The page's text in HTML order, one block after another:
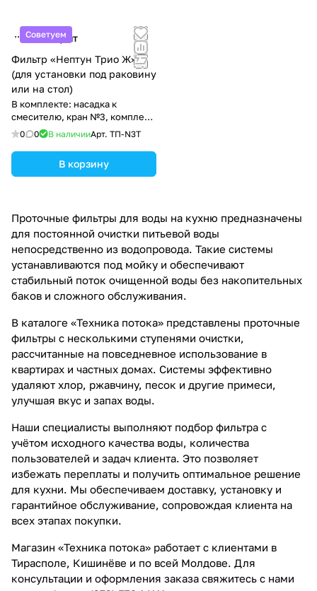
Советуем
1 290 ₽/шт
Фильтр «Нептун Трио Ж»
(для установки под раковину
или на стол)
В комплекте: насадка к
смесителю, кран №3, комплект
картриджей
0 0 В наличииАрт. ТП-N3T
В корзину
Проточные фильтры для воды на кухню предназначены
для постоянной очистки питьевой воды
непосредственно из водопровода. Такие системы
устанавливаются под мойку и обеспечивают
стабильный поток очищенной воды без накопительных
баков и сложного обслуживания.
В каталоге «Техника потока» представлены проточные
фильтры с несколькими ступенями очистки,
рассчитанные на повседневное использование в
квартирах и частных домах. Системы эффективно
удаляют хлор, ржавчину, песок и другие примеси,
улучшая вкус и запах воды.
Наши специалисты выполняют подбор фильтра с
учётом исходного качества воды, количества
пользователей и задач клиента. Это позволяет
избежать переплаты и получить оптимальное решение
для кухни. Мы обеспечиваем доставку, установку и
гарантийное обслуживание, сопровождая клиента на
всех этапах покупки.
Магазин «Техника потока» работает с клиентами в
Тирасполе, Кишинёве и по всей Молдове. Для
консультации и оформления заказа свяжитесь с нами